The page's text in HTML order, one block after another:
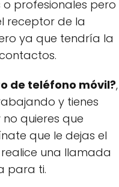
profesionales pero
receptor de la
ya que tendría la
de teléfono móvil?,
y tienes
quieres que
que le dejas el
una llamada
para ti.